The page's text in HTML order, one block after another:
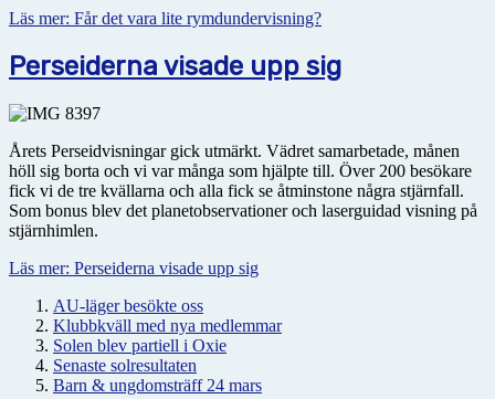
Läs mer: Får det vara lite rymdundervisning?
Perseiderna visade upp sig
Årets Perseidvisningar gick utmärkt. Vädret samarbetade, månen
höll sig borta och vi var många som hjälpte till. Över 200 besökare
fick vi de tre kvällarna och alla fick se åtminstone några stjärnfall.
Som bonus blev det planetobservationer och laserguidad visning på
stjärnhimlen.
Läs mer: Perseiderna visade upp sig
AU-läger besökte oss
Klubbkväll med nya medlemmar
Solen blev partiell i Oxie
Senaste solresultaten
Barn & ungdomsträff 24 mars